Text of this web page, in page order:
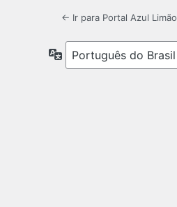
← Ir para Portal Azul Limão
Idioma